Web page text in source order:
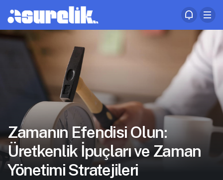
Zamanın Efendisi Olun:
Üretkenlik İpuçları ve Zaman
Yönetimi Stratejileri